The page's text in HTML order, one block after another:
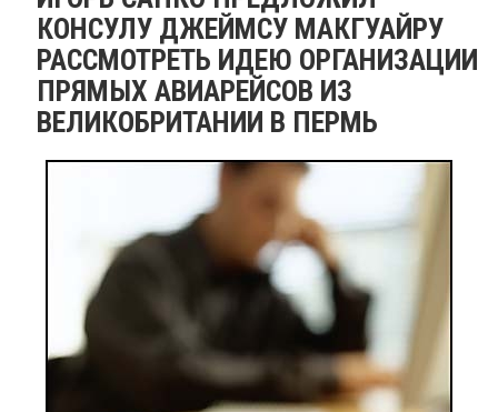
КОНСУЛУ ДЖЕЙМСУ МАКГУАЙРУ
РАССМОТРЕТЬ ИДЕЮ ОРГАНИЗАЦИИ
ПРЯМЫХ АВИАРЕЙСОВ ИЗ
ВЕЛИКОБРИТАНИИ В ПЕРМЬ